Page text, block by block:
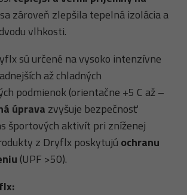
zároveň zlepšila tepelná izolácia a
vlhkosti.
sú určené na vysoko intenzívne
až chladných
podmienok (orientačne +5 C až –
úprava zvyšuje bezpečnosť
športových aktivít pri zníženej
z Dryflx poskytujú ochranu
(UPF >50).